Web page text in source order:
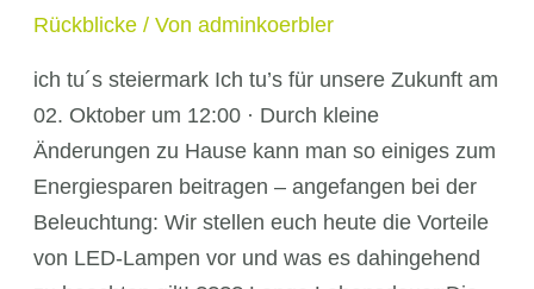
Rückblicke/ Von adminkoerbler
ich tu´s steiermark Ich tu’s für unsere Zukunft am
02. Oktober um 12:00 · Durch kleine
Änderungen zu Hause kann man so einiges zum
Energiesparen beitragen – angefangen bei der
Beleuchtung: Wir stellen euch heute die Vorteile
von LED-Lampen vor und was es dahingehend